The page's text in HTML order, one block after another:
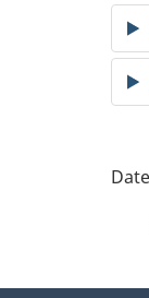
D